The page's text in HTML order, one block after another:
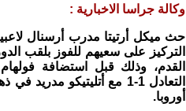
وكالة جراسا الاخبارية :
حث ميكل أرتيتا مدرب أرسنال
التركيز على سعيهم للفوز بلقب
القدم، وذلك قبل استضافة
التعادل ‌1-1 مع أتليتيكو
أوروبا.